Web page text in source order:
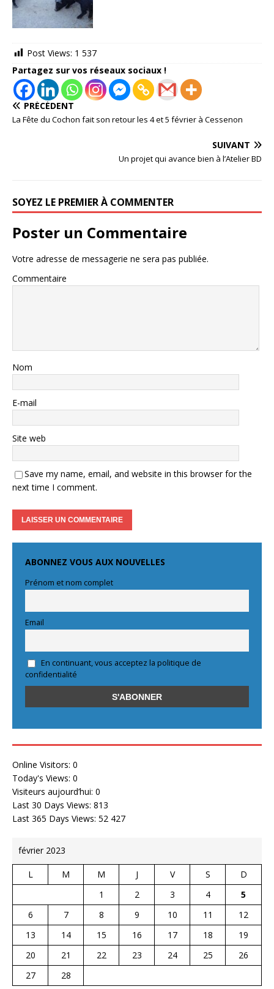
Post Views: 1 537
Partagez sur vos réseaux sociaux !
PRÉCÉDENT
La Fête du Cochon fait son retour les 4 et 5 février à Cessenon
SUIVANT
Un projet qui avance bien à l’Atelier BD
SOYEZ LE PREMIER À COMMENTER
Poster un Commentaire
Votre adresse de messagerie ne sera pas publiée.
Commentaire
Nom
E-mail
Site web
Save my name, email, and website in this browser for the
next time I comment.
ABONNEZ VOUS AUX NOUVELLES
Prénom et nom complet
Email
En continuant, vous acceptez la politique de
confidentialité
Online Visitors: 0
Today's Views: 0
Visiteurs aujourd’hui: 0
Last 30 Days Views: 813
Last 365 Days Views: 52 427
février 2023
L M M J V S
D
1
2 3 4
5
6
7 8 9 10 11
12
13
14 15 16 17 18
19
20
21 22 23 24 25
26
27
28